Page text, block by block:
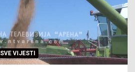
SVE VIJESTI